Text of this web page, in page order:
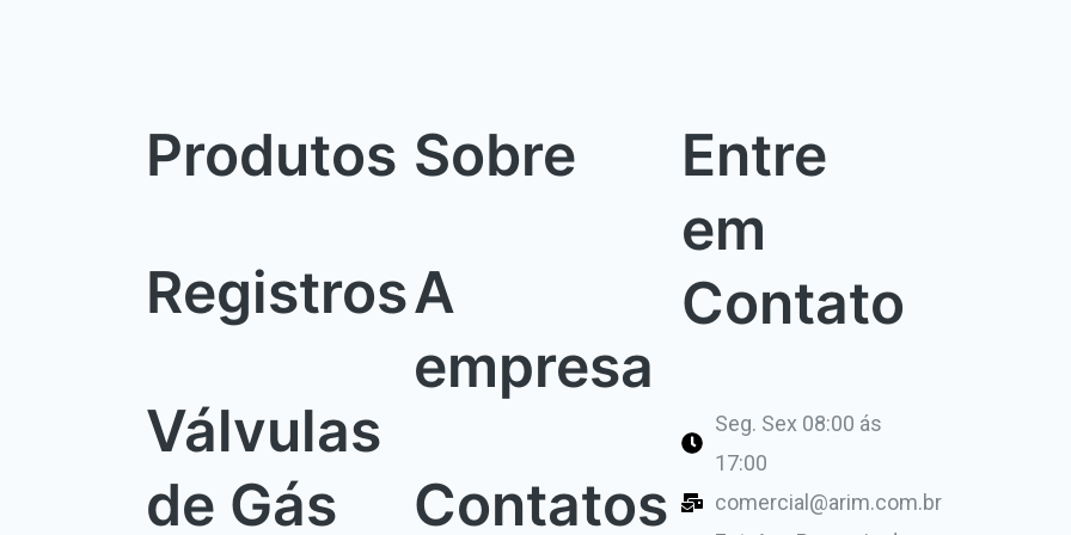
Produtos
Registros
Válvulas
de Gás
Sobre
A
empresa
Contatos
Entre
em
Contato
Seg. Sex 08:00 ás
17:00
comercial@arim.com.br